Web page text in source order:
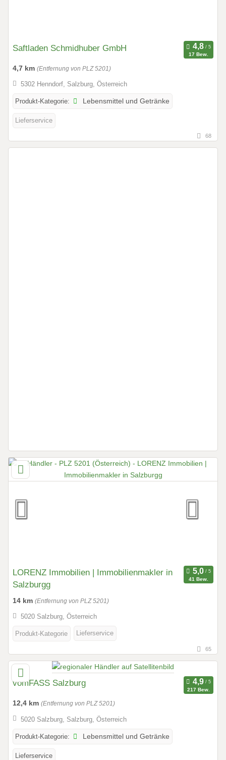
Saftladen Schmidhuber GmbH
17 Bew.
4,7 km (Entfernung von PLZ 5201)
5302 Henndorf, Salzburg, Österreich
Produkt-Kategorie: Lebensmittel und Getränke
Lieferservice
68
LORENZ Immobilien | Immobilienmakler in
Salzburgg
41 Bew.
14 km (Entfernung von PLZ 5201)
5020 Salzburg, Österreich
Produkt-Kategorie Lieferservice
65
vomFASS Salzburg
217 Bew.
12,4 km (Entfernung von PLZ 5201)
5020 Salzburg, Salzburg, Österreich
Produkt-Kategorie: Lebensmittel und Getränke
Lieferservice